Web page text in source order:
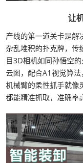
让
产线的第一道关卡是解
杂乱堆积的扑克牌，传
目3D相机如同孙悟空
云图，配合A1视觉算法
机械臂的柔性抓手就像
都能精准抓取，准确率